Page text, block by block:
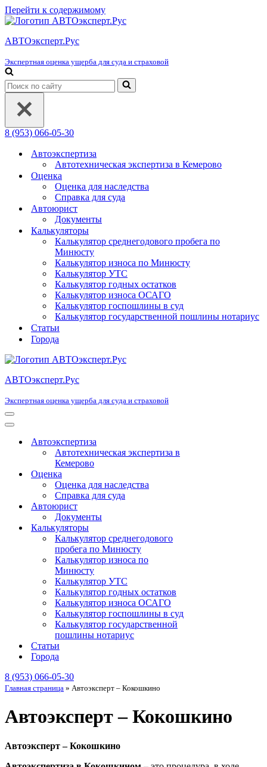
Перейти к содержимому
АВТОэксперт.Рус
Экспертная оценка ущерба для суда и страховой
Искать...
8 (953) 066-05-30
Автоэкспертиза
Автотехническая экспертиза в Кемерово
Оценка
Оценка для наследства
Справка для суда
Автоюрист
Документы
Калькуляторы
Калькулятор среднегодового пробега по
Минюсту
Калькулятор износа по Минюсту
Калькулятор УТС
Калькулятор годных остатков
Калькулятор износа ОСАГО
Калькулятор госпошлины в суд
Калькулятор государственной пошлины нотариус
Статьи
Города
АВТОэксперт.Рус
Экспертная оценка ущерба для суда и страховой
Меню
навигации
Меню
навигацииАвтоэкспертиза
Автотехническая экспертиза в
Кемерово
Оценка
Оценка для наследства
Справка для суда
Автоюрист
Документы
Калькуляторы
Калькулятор среднегодового
пробега по Минюсту
Калькулятор износа по
Минюсту
Калькулятор УТС
Калькулятор годных остатков
Калькулятор износа ОСАГО
Калькулятор госпошлины в суд
Калькулятор государственной
пошлины нотариус
Статьи
Города
8 (953) 066-05-30
Главная страница » Автоэксперт – Кокошкино
Автоэксперт – Кокошкино
Автоэксперт – Кокошкино